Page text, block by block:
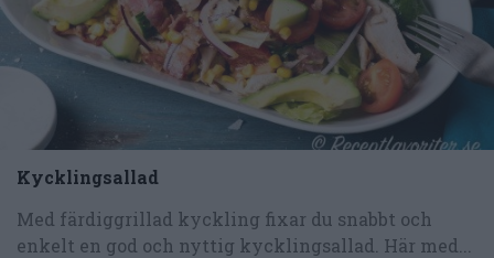
Kycklingsallad
Med färdiggrillad kyckling fixar du snabbt och
enkelt en god och nyttig kycklingsallad. Här med...